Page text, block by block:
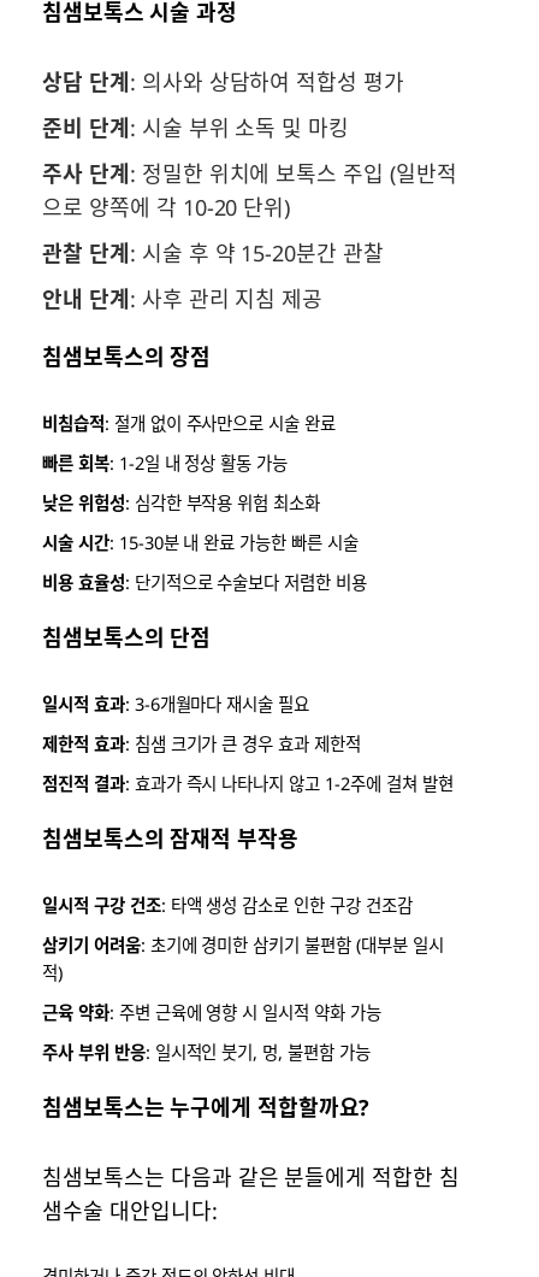
침샘보톡스 시술 과정
상담 단계: 의사와 상담하여 적합성 평가
준비 단계: 시술 부위 소독 및 마킹
주사 단계: 정밀한 위치에 보톡스 주입 (일반적
으로 양쪽에 각 10-20 단위)
관찰 단계: 시술 후 약 15-20분간 관찰
안내 단계: 사후 관리 지침 제공
침샘보톡스의 장점
비침습적: 절개 없이 주사만으로 시술 완료
빠른 회복: 1-2일 내 정상 활동 가능
낮은 위험성: 심각한 부작용 위험 최소화
시술 시간: 15-30분 내 완료 가능한 빠른 시술
비용 효율성: 단기적으로 수술보다 저렴한 비용
침샘보톡스의 단점
일시적 효과: 3-6개월마다 재시술 필요
제한적 효과: 침샘 크기가 큰 경우 효과 제한적
점진적 결과: 효과가 즉시 나타나지 않고 1-2주에 걸쳐 발현
침샘보톡스의 잠재적 부작용
일시적 구강 건조: 타액 생성 감소로 인한 구강 건조감
삼키기 어려움: 초기에 경미한 삼키기 불편함 (대부분 일시
적)
근육 약화: 주변 근육에 영향 시 일시적 약화 가능
주사 부위 반응: 일시적인 붓기, 멍, 불편함 가능
침샘보톡스는 누구에게 적합할까요?
침샘보톡스는 다음과 같은 분들에게 적합한 침
샘수술 대안입니다: